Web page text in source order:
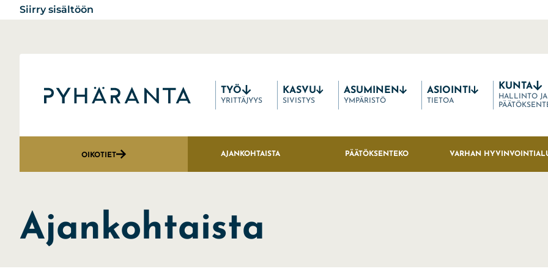
Siirry sisältöön
Etusivu
TYÖ
YRITTÄJYYS
KASVU
SIVISTYS
ASUMINEN
YMPÄRISTÖ
ASIOINTI
TIETOA
KUNTA
HALLINTO JA
OIKOTIET AJANKOHTAISTA PÄÄTÖKSENTEKO VARHAN
Ajankohtaista